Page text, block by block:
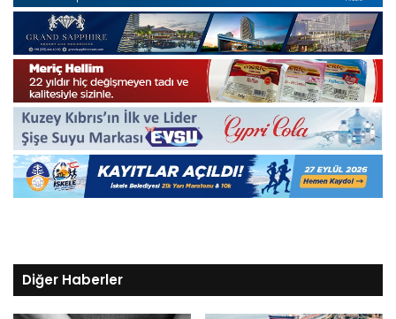
Diğer Haberler